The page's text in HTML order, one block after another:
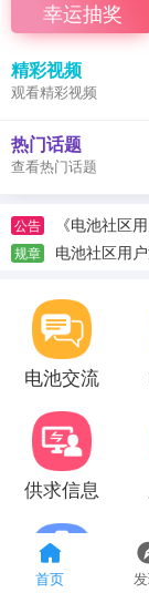
首页
幸运抽奖
精彩视频
观看精彩视频
热门话题
查看热门话题
公告 《电池社区
规章 电池社区用
电池交流
供求信息